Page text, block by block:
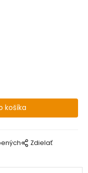
Zdielať